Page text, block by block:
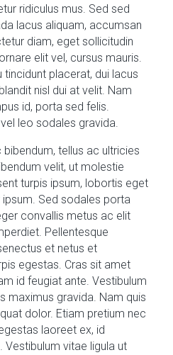
ridiculus mus. Sed sed
lacus aliquam, accumsan
diam, eget sollicitudin
elit vel, cursus mauris.
placerat, dui lacus
nisl dui at velit. Nam
id, porta sed felis.
leo sodales gravida.
tellus ac ultricies
velit, ut molestie
turpis ipsum, lobortis eget
Sed sodales porta
convallis metus ac elit
Pellentesque
et netus et
egestas. Cras sit amet
id feugiat ante. Vestibulum
maximus gravida. Nam quis
dolor. Etiam pretium nec
laoreet ex, id
vitae ligula ut